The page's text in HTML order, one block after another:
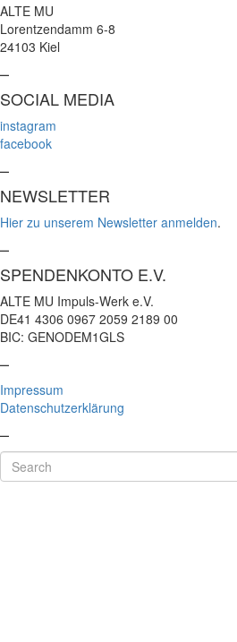
ALTE MU
Lorentzendamm 6-8
24103 Kiel
–
SOCIAL MEDIA
instagram
facebook
–
NEWSLETTER
Hier zu unserem Newsletter anmelden.
–
SPENDENKONTO E.V.
ALTE MU Impuls-Werk e.V.
DE41 4306 0967 2059 2189 00
BIC: GENODEM1GLS
–
Impressum
Datenschutzerklärung
–